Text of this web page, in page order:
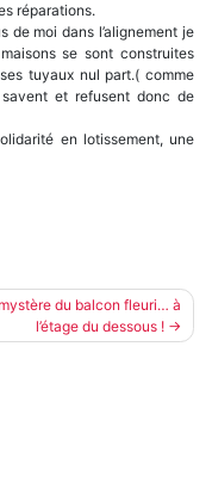
réparations.
de moi dans l’alignement je
se sont construites
tuyaux nul part.( comme
savent et refusent donc de
en lotissement, une
du balcon fleuri… à
l’étage du dessous !